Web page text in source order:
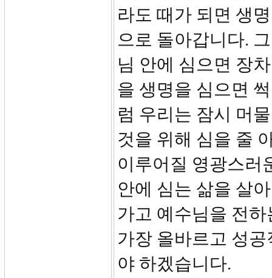
라도 때가 되면 생
으로 돌아갑니다.
님 안에 심으면 장
을 생명을 심으면
럼 우리는 잠시 머
것을 위해 심을 줄
이루어질 영광스러
안에 심는 삶을 살
가고 예수님을 전
가장 올바르고 성
야 하겠습니다.